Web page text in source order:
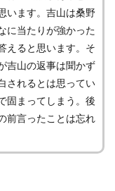
います。吉山は桑野
に当たりが強かった
えると思います。そ
吉山の返事は聞かず
されるとは思ってい
固まってしまう。後
前言ったことは忘れ